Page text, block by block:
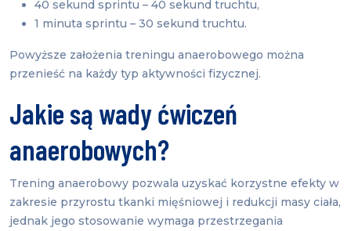
40 sekund sprintu – 40 sekund truchtu,
1 minuta sprintu – 30 sekund truchtu.
Powyższe założenia treningu anaerobowego można
przenieść na każdy typ aktywności fizycznej.
Jakie są wady ćwiczeń
anaerobowych?
Trening anaerobowy pozwala uzyskać korzystne efekty w
zakresie przyrostu tkanki mięśniowej i redukcji masy ciała,
jednak jego stosowanie wymaga przestrzegania